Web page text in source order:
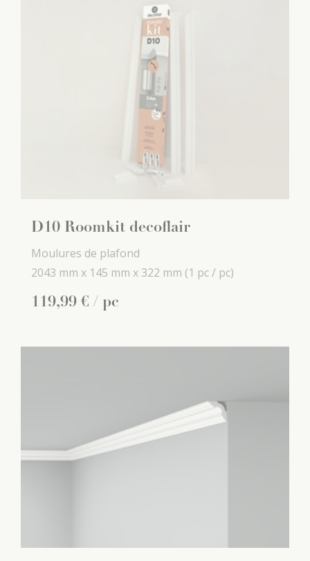
D10 Roomkit decoflair
Moulures de plafond
2043 mm x 145 mm x 322 mm (1 pc / pc)
119,99 € / pc